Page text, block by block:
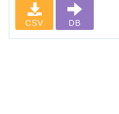
CSV DB